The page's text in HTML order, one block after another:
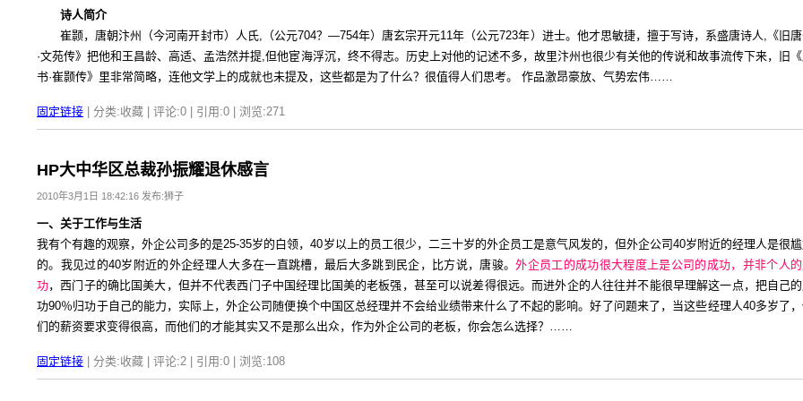
诗人简介
崔颢，唐朝汴州（今河南开封市）人氏,（公元704？—754年）唐玄宗开元11年（公元723年）进士。他才思敏捷，擅于写诗，系盛唐诗人,《旧
·文苑传》把他和王昌龄、高适、孟浩然并提,但他宦海浮沉，终不得志。历史上对他的记述不多，故里汴州也很少有关他的传说和故事流传下来，旧
书·崔颢传》里非常简略，连他文学上的成就也未提及，这些都是为了什么？很值得人们思考。 作品激昂豪放、气势宏伟……
固定链接 | 分类:收藏 | 评论:0 | 引用:0 | 浏览:271
HP大中华区总裁孙振耀退休感言
2010年3月1日 18:42:16 发布:狮子
一、关于工作与生活
我有个有趣的观察，外企公司多的是25-35岁的白领，40岁以上的员工很少，二三十岁的外企员工是意气风发的，但外企公司40岁附近的经理人是很
的。我见过的40岁附近的外企经理人大多在一直跳槽，最后大多跳到民企，比方说，唐骏。外企员工的成功很大程度上是公司的成功，并非个人
功，西门子的确比国美大，但并不代表西门子中国经理比国美的老板强，甚至可以说差得很远。而进外企的人往往并不能很早理解这一点，把自己
功90％归功于自己的能力，实际上，外企公司随便换个中国区总经理并不会给业绩带来什么了不起的影响。好了问题来了，当这些经理人40多岁了
们的薪资要求变得很高，而他们的才能其实又不是那么出众，作为外企公司的老板，你会怎么选择？……
固定链接 | 分类:收藏 | 评论:2 | 引用:0 | 浏览:108